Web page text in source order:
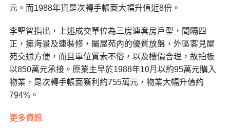
元。而1988年貨是次轉手帳面大幅升值近8倍。
李聖智指出，上述成交單位為三房連套房戶型，間隔四
正，擁海景及連裝修，屬屋苑內的優質放盤，外區客見屋
苑交通方便，而且單位質素不俗，以及樓價合理，故拍板
以850萬元承接。原業主早於1988年10月以約95萬元購入
物業，是次轉手帳面獲利約755萬元，物業大幅升值約
794%。
更多資訊